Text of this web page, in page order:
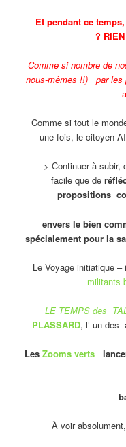
Et pendant ce
?
Comme si nombre de
nous-mêmes !!) par les
Comme si tout le
une fois, le citoyen
> Continuer à subir,
facile que de
propositions
envers le bien
spécialement pour la
Le Voyage initiatique
militants
LE TEMPS des
PLASSARD, l’ un des
Les Zooms verts
À voir